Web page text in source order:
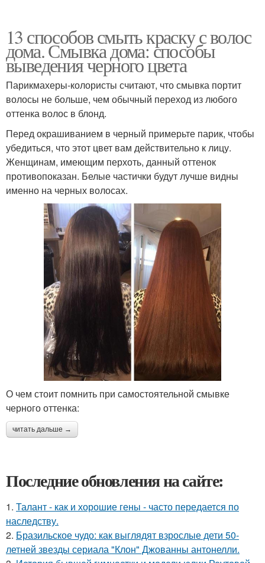
13 способов смыть краску с волос
дома. Смывка дома: способы
выведения черного цвета
Парикмахеры-колористы считают, что смывка портит
волосы не больше, чем обычный переход из любого
оттенка волос в блонд.
Перед окрашиванием в черный примерьте парик, чтобы
убедиться, что этот цвет вам действительно к лицу.
Женщинам, имеющим перхоть, данный оттенок
противопоказан. Белые частички будут лучше видны
именно на черных волосах.
О чем стоит помнить при самостоятельной смывке
черного оттенка:
читать дальше →
Последние обновления на сайте:
1. Талант - как и хорошие гены - часто передается по
наследству.
2. Бразильское чудо: как выглядят взрослые дети 50-
летней звезды сериала "Клон" Джованны антонелли.